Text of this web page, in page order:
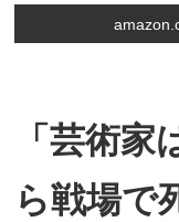
「芸術
ら戦場で